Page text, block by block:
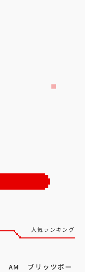
人気ランキング
AM ブリッツボー